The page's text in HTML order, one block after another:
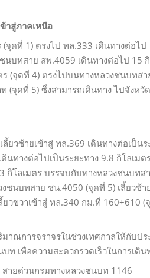
าสู่ภาคเหนือ
จุดที่ 1) ตรงไป ทล.333 เดินทางต่อไป
นบทสาย สพ.4059 เดินทางต่อไป 15
ร (จุดที่ 4) ตรงไปบนทางหลวงชนบทส
(จุดที่ 5) ซึ่งสามารถเดินทาง ไปจังห
ยวซ้ายเข้าสู่ ทล.369 เดินทางต่อเป็นร
นทางต่อไปเป็นระยะทาง 9.8 กิโลเม
กิโลเมตร บรรจบกับทางหลวงชนบทส
ชนบทสาย ชน.4050 (จุดที่ 5) เลี้ยวซ้
วขวาเข้าสู่ ทล.340 กม.ที่ 160+610 (
าณการจราจรในช่วงเทศกาลให้กับป
ท เพื่อความสะดวกรวดเร็วในการเดิน
ายด่วนกรมทางหลวงชนบท 1146